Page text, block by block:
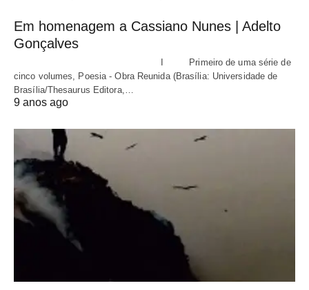
Em homenagem a Cassiano Nunes | Adelto
Gonçalves
I Primeiro de uma série de
cinco volumes, Poesia - Obra Reunida (Brasília: Universidade de
Brasília/Thesaurus Editora,…
9 anos ago